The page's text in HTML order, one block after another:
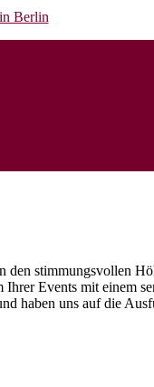
stimmungsvollen
Events mit einem
haben uns auf die